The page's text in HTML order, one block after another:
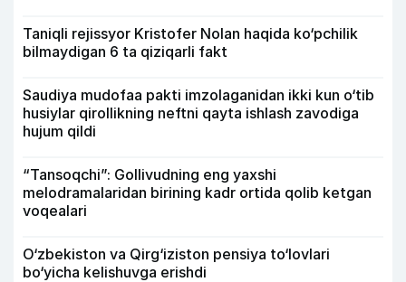
Taniqli rejissyor Kristofer Nolan haqida ko‘pchilik
bilmaydigan 6 ta qiziqarli fakt
Saudiya mudofaa pakti imzolaganidan ikki kun o‘tib
husiylar qirollikning neftni qayta ishlash zavodiga
hujum qildi
“Tansoqchi”: Gollivudning eng yaxshi
melodramalaridan birining kadr ortida qolib ketgan
voqealari
O‘zbekiston va Qirg‘iziston pensiya to‘lovlari
bo‘yicha kelishuvga erishdi